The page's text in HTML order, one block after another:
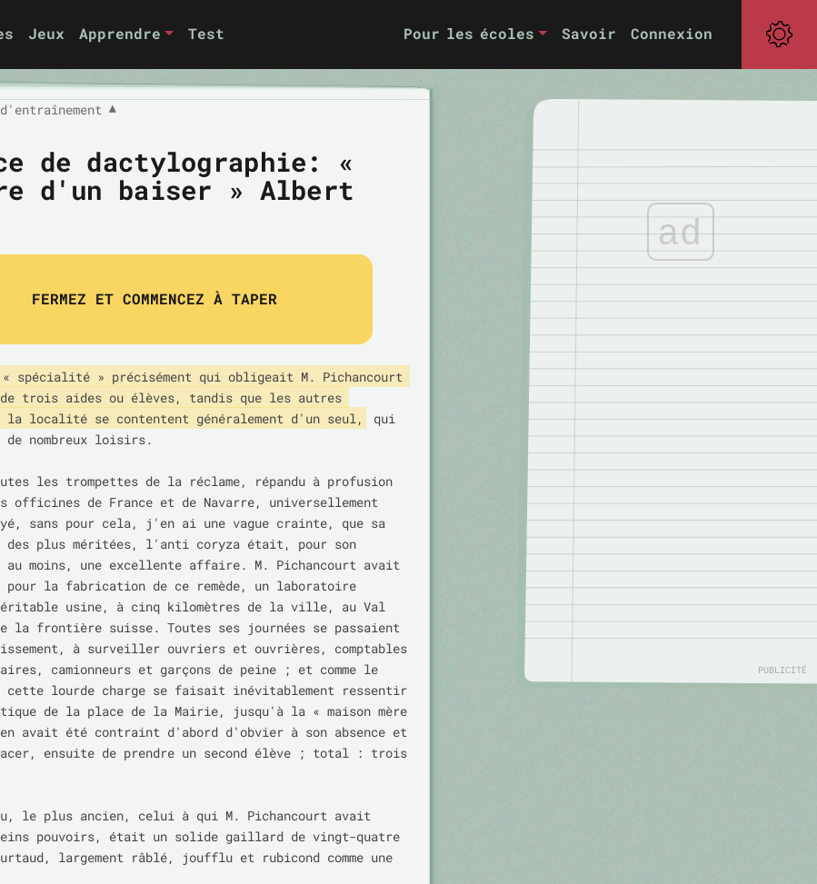
Jeux Apprendre Test Pour les écoles Savoir Connexion
▼
de dactylographie: «
d'un baiser » Albert
FERMEZ ET COMMENCEZ À TAPER
spécialité » précisément qui obligeait M. Pichancourt
trois aides ou élèves, tandis que les autres
la localité se contentent généralement d'un seul,
qui
de nombreux loisirs.
les trompettes de la réclame, répandu à profusion
officines de France et de Navarre, universellement
sans pour cela, j'en ai une vague crainte, que sa
des plus méritées, l'anti coryza était, pour son
moins, une excellente affaire. M. Pichancourt avait
la fabrication de ce remède, un laboratoire
usine, à cinq kilomètres de la ville, au Val
la frontière suisse. Toutes ses journées se passaient
à surveiller ouvriers et ouvrières, comptables
camionneurs et garçons de peine ; et comme le
cette lourde charge se faisait inévitablement ressentir
de la place de la Mairie, jusqu'à la « maison mère
avait été contraint d'abord d'obvier à son absence et
ensuite de prendre un second élève ; total : trois
le plus ancien, celui à qui M. Pichancourt avait
pouvoirs, était un solide gaillard de vingt-quatre
largement râblé, joufflu et rubicond comme une
ad
PUBLICITÉ